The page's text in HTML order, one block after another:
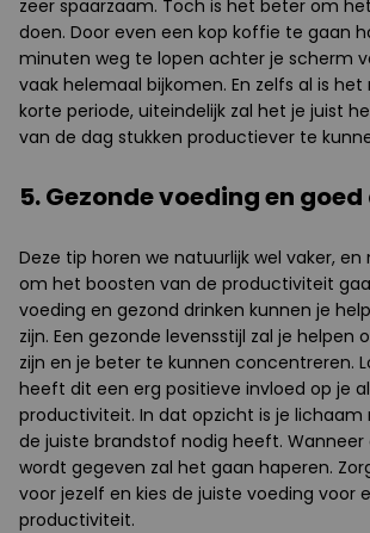
zeer spaarzaam. Toch is het beter om
doen. Door even een kop koffie te gaan
minuten weg te lopen achter je scherm
vaak helemaal bijkomen. En zelfs al is
korte periode, uiteindelijk zal het je juist
van de dag stukken productiever te
5. Gezonde voeding en
Deze tip horen we natuurlijk wel vaker,
om het boosten van de productiviteit
voeding en gezond drinken kunnen je
zijn. Een gezonde levensstijl zal je helpen
zijn en je beter te kunnen concentreren.
heeft dit een erg positieve invloed op je
productiviteit. In dat opzicht is je
de juiste brandstof nodig heeft.
wordt gegeven zal het gaan haperen.
voor jezelf en kies de juiste voeding voor
productiviteit.